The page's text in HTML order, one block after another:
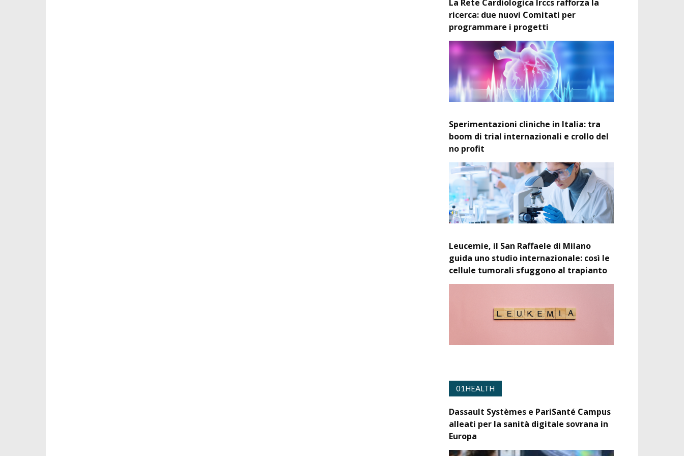
La Rete Cardiologica Irccs rafforza la
ricerca: due nuovi Comitati per
programmare i progetti
Sperimentazioni cliniche in Italia: tra
boom di trial internazionali e crollo del
no profit
Leucemie, il San Raffaele di Milano
guida uno studio internazionale: così le
cellule tumorali sfuggono al trapianto
01HEALTH
Dassault Systèmes e PariSanté Campus
alleati per la sanità digitale sovrana in
Europa